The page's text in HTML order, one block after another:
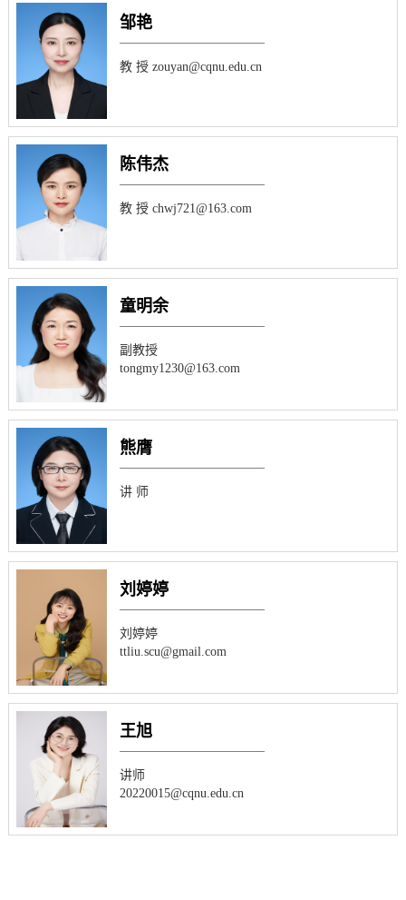
邹艳
教 授 zouyan@cqnu.edu.cn
陈伟杰
教 授 chwj721@163.com
童明余
副教授
tongmy1230@163.com
熊膺
讲 师
刘婷婷
刘婷婷
ttliu.scu@gmail.com
王旭
讲师
20220015@cqnu.edu.cn